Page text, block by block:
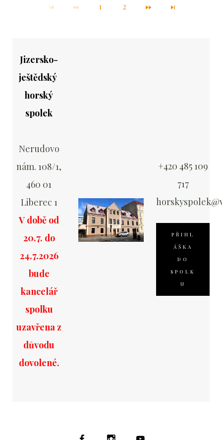
1 2
Jizersko-
ještědský
horský
spolek
Nerudovo
nám. 108/1,
460 01
Liberec 1
V době od
20.7. do
24.7.2026
bude
kancelář
spolku
uzavřena z
důvodu
dovolené.
+420 485 109
717
PŘIHL
ÁŠKA
DO
SPOLK
U